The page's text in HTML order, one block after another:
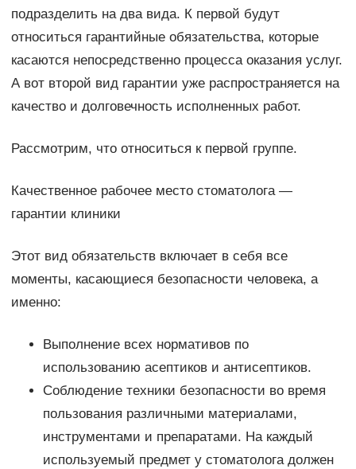
подразделить на два вида. К первой будут
относиться гарантийные обязательства, которые
касаются непосредственно процесса оказания услуг.
А вот второй вид гарантии уже распространяется на
качество и долговечность исполненных работ.
Рассмотрим, что относиться к первой группе.
Качественное рабочее место стоматолога —
гарантии клиники
Этот вид обязательств включает в себя все
моменты, касающиеся безопасности человека, а
именно:
Выполнение всех нормативов по
использованию асептиков и антисептиков.
Соблюдение техники безопасности во время
пользования различными материалами,
инструментами и препаратами. На каждый
используемый предмет у стоматолога должен